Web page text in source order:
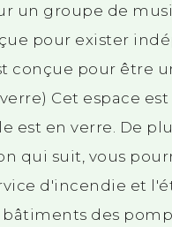
un groupe de
pour exister
conçue pour être
Cet espace
est en verre. De
qui suit, vous
d'incendie et
des